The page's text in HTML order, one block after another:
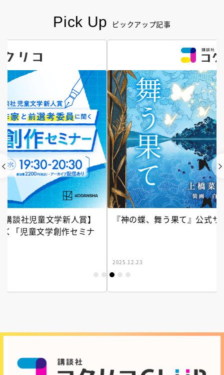
Pick Up ピックアップ記事
『神の蝶、舞う果て』公式サイト